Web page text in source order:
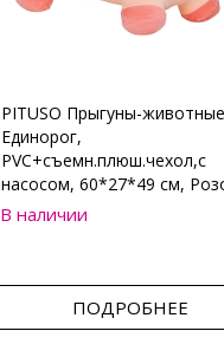
PITUSO Прыгуны-животные
Единорог,
PVC+съемн.плюш.чехол,с
насосом, 60*27*49 см,
В наличии
ПОДРОБНЕЕ